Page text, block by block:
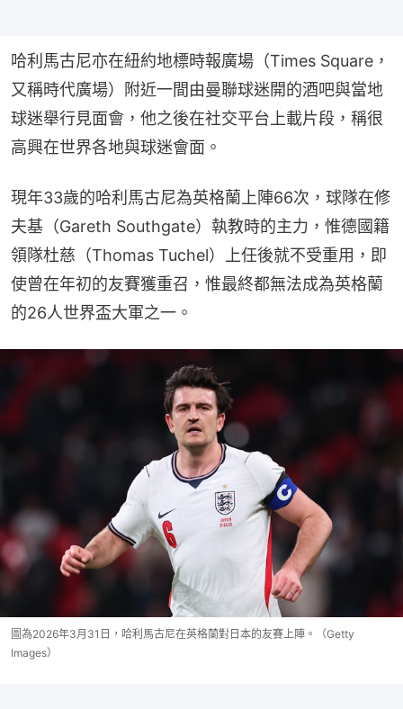
哈利馬古尼亦在紐約地標時報廣場（Times Square，
又稱時代廣場）附近一間由曼聯球迷開的酒吧與當地
球迷舉行見面會，他之後在社交平台上載片段，稱很
高興在世界各地與球迷會面。
現年33歲的哈利馬古尼為英格蘭上陣66次，球隊在修
夫基（Gareth Southgate）執教時的主力，惟德國籍
領隊杜慈（Thomas Tuchel）上任後就不受重用，即
使曾在年初的友賽獲重召，惟最終都無法成為英格蘭
的26人世界盃大軍之一。
圖為2026年3月31日，哈利馬古尼在英格蘭對日本的友賽上陣。（Getty
Images）